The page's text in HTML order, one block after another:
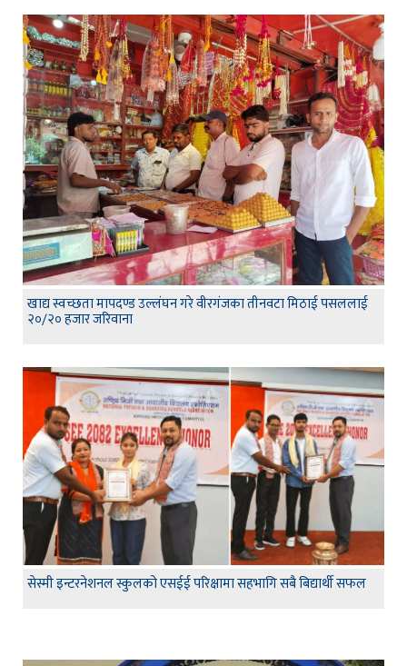
खाद्य स्वच्छता मापदण्ड उल्लंघन गरे वीरगंजका तीनवटा मिठाई पसललाई
२०/२० हजार जरिवाना
सेस्मी इन्टरनेशनल स्कुलको एसईई परिक्षामा सहभागि सबै बिद्यार्थी सफल